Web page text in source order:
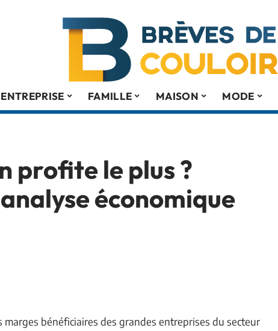
ENTREPRISE FAMILLE MAISON MODE
profite le plus ?
économique
marges bénéficiaires des grandes entreprises du secteur